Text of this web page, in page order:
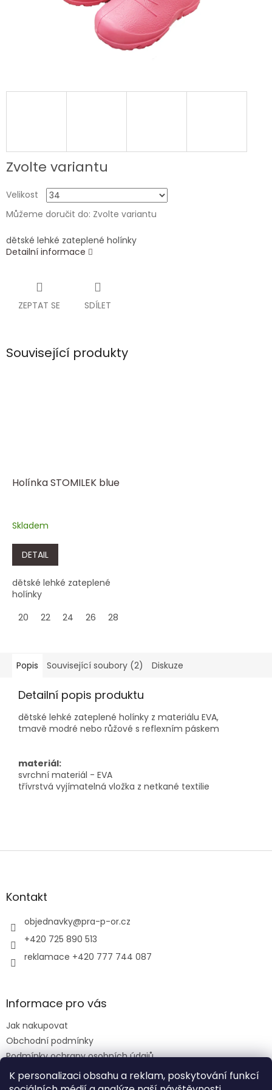
K personalizaci obsahu a reklam, poskytování funkcí
Zvolte variantu
Velikost
Můžeme doručit do: Zvolte variantu
dětské lehké zateplené holínky
Detailní informace
ZEPTAT SE SDÍLET
Související produkty
Holínka STOMILEK blue
Skladem
DETAIL
dětské lehké zateplené
holínky
20
22 24 26 28
Popis Související soubory (2) Diskuze
Detailní popis produktu
dětské lehké zateplené holínky z materiálu EVA,
tmavě modré nebo růžové s reflexním páskem
materiál:
svrchní materiál - EVA
třívrstvá vyjímatelná vložka z netkané textilie
Z
aKontakt
objednavky@pra-p-or.cz
+420 725 890 513
reklamace +420 777 744 087
Informace pro vás
Jak nakupovat
Obchodní podmínky
Podmínky ochrany osobních údajů
Reklamační řád